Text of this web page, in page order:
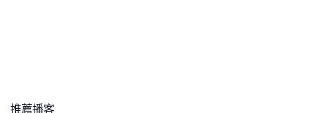
推薦播客